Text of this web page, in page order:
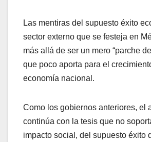
Las mentiras del supuesto éxito
sector externo que se festeja en
más allá de ser un mero “parche
que poco aporta para el
economía nacional.
Como los gobiernos anteriores, el
continúa con la tesis que no
impacto social, del supuesto éxito